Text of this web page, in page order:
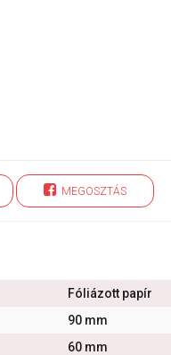
MEGOSZTÁS
Fóliázott papír
90 mm
60 mm